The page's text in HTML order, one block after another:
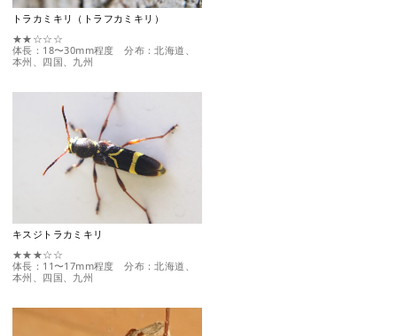
トラカミキリ（トラフカミキリ）
★★☆☆☆
体長：18〜30mm程度 分布：北海道、
本州、四国、九州
キスジトラカミキリ
★★★☆☆
体長：11〜17mm程度 分布：北海道、
本州、四国、九州